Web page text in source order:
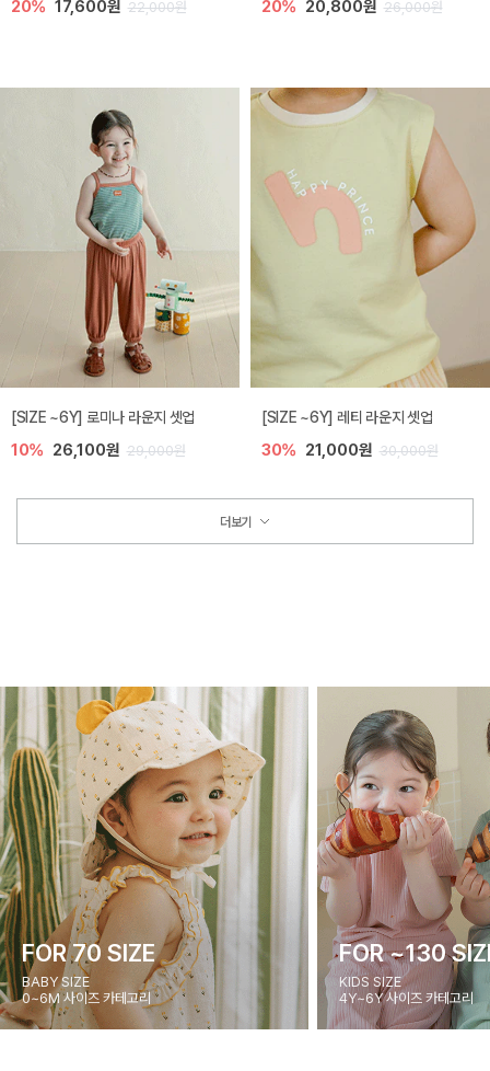
20% 17,600원 22,000원 20% 20,800원 26,000원
[SIZE ~6Y] 로미나 라운지 셋업
10% 26,100원 29,000원
[SIZE ~6Y] 레티 라운지 셋업
30% 21,000원 30,000원
더보기
FOR 70 SIZE
BABY SIZE
0~6M 사이즈 카테고리
FOR ~130
KIDS SIZE
4Y~6Y 사이즈 카테고리